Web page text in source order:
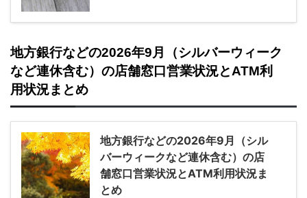
地方銀行などの2026年9月（シルバーウィーク
など連休含む）の店舗窓口営業状況とATM利
用状況まとめ
地方銀行などの2026年9月（シル
バーウィークなど連休含む）の店
舗窓口営業状況とATM利用状況ま
とめ